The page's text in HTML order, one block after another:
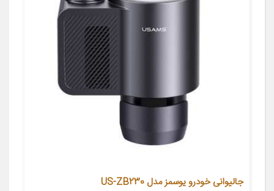
جالیوانی خودرو یوسمز مدل US-ZB230